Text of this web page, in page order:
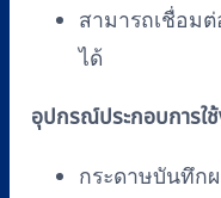
สามารถเชื่อมต่
ได้
อุปกรณ์ประกอบการใ
กระดาษบันทึก